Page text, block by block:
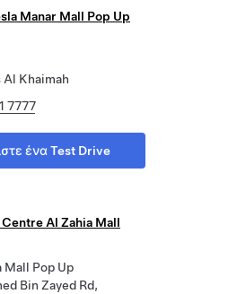
Manar Mall Pop Up
Al Khaimah
7777
ένα Test Drive
Al Zahia Mall
Mall Pop Up
Bin Zayed Rd,